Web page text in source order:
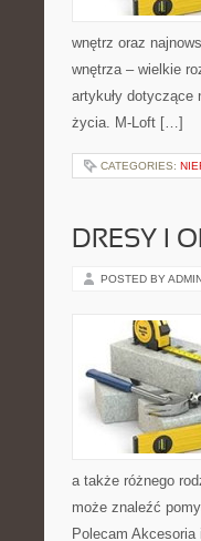
wnętrz oraz
wnętrza – wielkie
artykuły dotyczące
życia. M-Loft […]
CATEGORIES:
DRESY I
POSTED BY
a także różnego
może znaleźć
Polecam